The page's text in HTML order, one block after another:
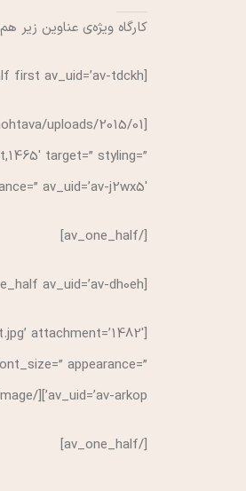
کارگاه ویژه‌ی عناوین زیر
[av_one_half first av_uid=’av-tdckh’]
target=” styling=”
j2wx5′][/av_image]
[/av_one_half]
[av_one_half av_uid=’av-dh0eh’]
attachment=’1482′
appearance=”
av_uid=’av-arkop’][/av_image]
[/av_one_half]